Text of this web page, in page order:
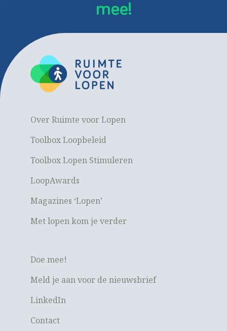
mee!
Over Ruimte voor Lopen
Toolbox Loopbeleid
Toolbox Lopen Stimuleren
LoopAwards
Magazines ‘Lopen’
Met lopen kom je verder
Doe mee!
Meld je aan voor de nieuwsbrief
LinkedIn
Contact